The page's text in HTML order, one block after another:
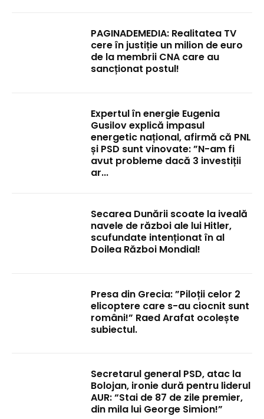
PAGINADEMEDIA: Realitatea TV
cere în justiție un milion de euro
de la membrii CNA care au
sancționat postul!
Expertul în energie Eugenia
Gusilov explică impasul
energetic național, afirmă că PNL
și PSD sunt vinovate: ”N-am fi
avut probleme dacă 3 investiții
ar...
Secarea Dunării scoate la iveală
navele de război ale lui Hitler,
scufundate intenționat în al
Doilea Război Mondial!
Presa din Grecia: ”Piloții celor 2
elicoptere care s-au ciocnit sunt
români!” Raed Arafat ocolește
subiectul.
Secretarul general PSD, atac la
Bolojan, ironie dură pentru liderul
AUR: “Stai de 87 de zile premier,
din mila lui George Simion!”